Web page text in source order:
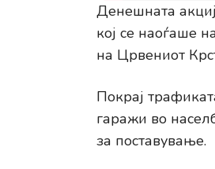
Денешната
кој се наоѓаше
на Црвениот
Покрај
гаражи во
за поставување.